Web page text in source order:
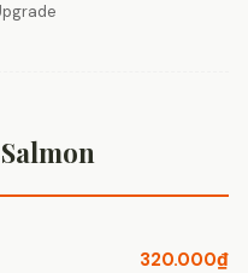
320.000₫